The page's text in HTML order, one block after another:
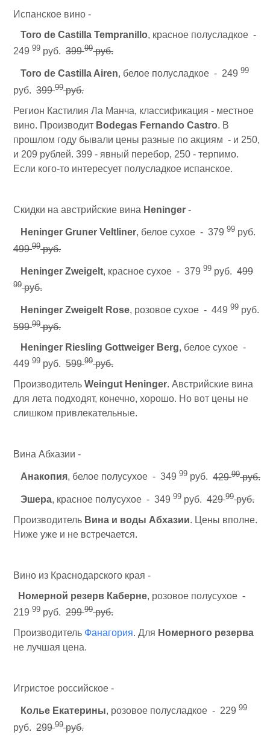
Испанское вино -
Toro de Castilla Tempranillo, красное полусладкое -
249 99 руб. 39999руб.
Toro de Castilla Airen, белое полусладкое - 249 99
руб. 39999руб.
Регион Кастилия Ла Манча, классификация - местное
вино. Производит Bodegas Fernando Castro. В
прошлом году бывали цены разные по акциям - и 250,
и 209 рублей. 399 - явный перебор, 250 - терпимо.
Если кого-то интересует полусладкое испанское.
Скидки на австрийские вина Heninger -
Heninger Gruner Veltliner, белое сухое - 379 99 руб.
49999руб.
Heninger Zweigelt, красное сухое - 379 99 руб. 499
99руб.
Heninger Zweigelt Rose, розовое сухое - 449 99 руб.
59999руб.
Heninger Riesling Gottweiger Berg, белое сухое -
449 99 руб. 59999руб.
Производитель Weingut Heninger. Австрийские вина
для лета подходят, конечно, хорошо. Но вот цены не
слишком привлекательные.
Вина Абхазии -
Анакопия, белое полусухое - 349 99 руб. 42999руб.
Эшера, красное полусухое - 349 99 руб. 42999руб.
Производитель Вина и воды Абхазии. Цены вполне.
Ниже уже и не встречается.
Вино из Краснодарского края -
Номерной резерв Каберне, розовое полусухое -
219 99 руб. 29999руб.
Производитель Фанагория. Для Номерного резерва
не лучшая цена.
Игристое российское -
Колье Екатерины, розовое полусладкое - 229 99
руб. 29999руб.